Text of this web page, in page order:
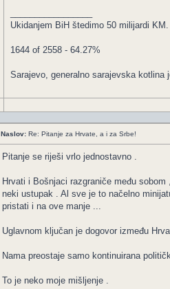
Ukidanjem BiH štedimo 50 milijardi
1644 of 2558 - 64.27%
Sarajevo, generalno sarajevska kotlina
Naslov: Re: Pitanje za Hrvate, a i za Srbe!
Pitanje se riješi vrlo jednostavno .
Hrvati i Bošnjaci razgraniče među
neki ustupak . Al sve je to načelno
pristati i na ove manje ...
Uglavnom ključan je dogovor između
Nama preostaje samo kontinuirana
To je neko moje mišljenje .